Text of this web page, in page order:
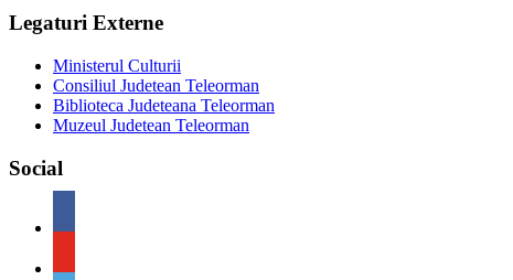
Legaturi Externe
Ministerul Culturii
Consiliul Judetean Teleorman
Biblioteca Judeteana Teleorman
Muzeul Judetean Teleorman
Social